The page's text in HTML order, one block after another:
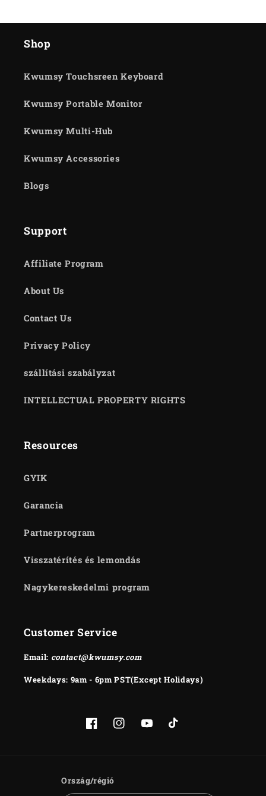
Shop
Kwumsy Touchsreen Keyboard
Kwumsy Portable Monitor
Kwumsy Multi-Hub
Kwumsy Accessories
Blogs
Support
Affiliate Program
About Us
Contact Us
Privacy Policy
szállítási szabályzat
INTELLECTUAL PROPERTY RIGHTS
Resources
GYIK
Garancia
Partnerprogram
Visszatérítés és lemondás
Nagykereskedelmi program
Customer Service
Email: contact@kwumsy.com
Weekdays: 9am - 6pm PST(Except Holidays)
FacebookInstagramYouTubeTikTok
Ország/régió